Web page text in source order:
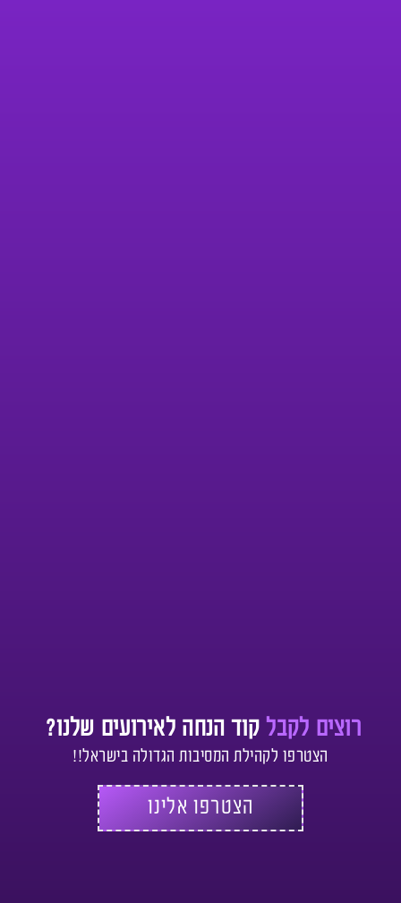
רוצים לקבל קוד הנחה לאירועים שלנו?
הצטרפו לקהילת המסיבות הגדולה בישראל!!
הצטרפו אלינו